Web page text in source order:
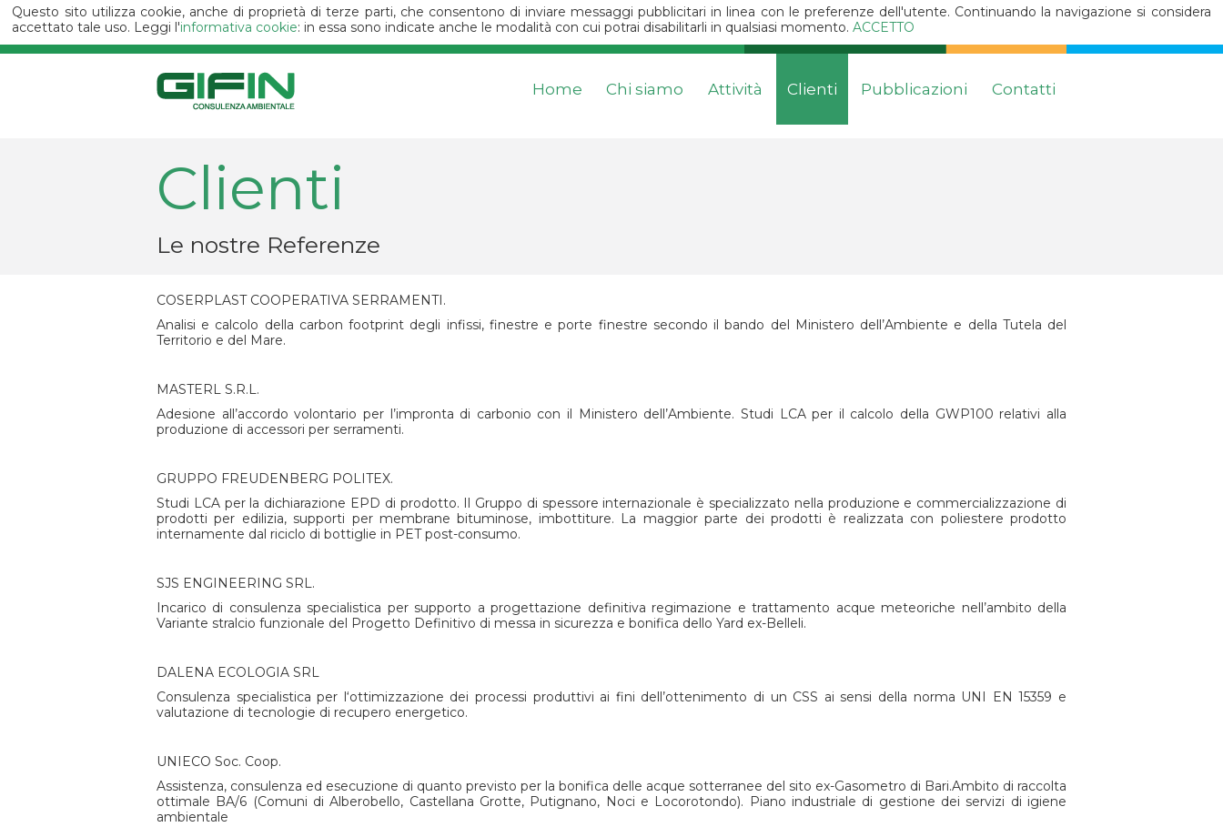
Questo sito utilizza cookie, anche di proprietà di terze parti, che consentono di inviare messaggi pubblicitari in linea con le preferenze dell'utente. Continuando la navigazione si considera
accettato tale uso. Leggi l'informativa cookie: in essa sono indicate anche le modalità con cui potrai disabilitarli in qualsiasi momento.ACCETTO
Home Chi siamo Attività Clienti Pubblicazioni Contatti
Clienti
Le nostre Referenze
COSERPLAST COOPERATIVA SERRAMENTI.
Analisi e calcolo della carbon footprint degli infissi, finestre e porte finestre secondo il bando del Ministero dell’Ambiente e della Tutela del
Territorio e del Mare.
MASTERL S.R.L.
Adesione all’accordo volontario per l’impronta di carbonio con il Ministero dell’Ambiente. Studi LCA per il calcolo della GWP100 relativi alla
produzione di accessori per serramenti.
GRUPPO FREUDENBERG POLITEX.
Studi LCA per la dichiarazione EPD di prodotto. Il Gruppo di spessore internazionale è specializzato nella produzione e commercializzazione di
prodotti per edilizia, supporti per membrane bituminose, imbottiture. La maggior parte dei prodotti è realizzata con poliestere prodotto
internamente dal riciclo di bottiglie in PET post-consumo.
SJS ENGINEERING SRL.
Incarico di consulenza specialistica per supporto a progettazione definitiva regimazione e trattamento acque meteoriche nell’ambito della
Variante stralcio funzionale del Progetto Definitivo di messa in sicurezza e bonifica dello Yard ex-Belleli.
DALENA ECOLOGIA SRL
Consulenza specialistica per l‘ottimizzazione dei processi produttivi ai fini dell’ottenimento di un CSS ai sensi della norma UNI EN 15359 e
valutazione di tecnologie di recupero energetico.
UNIECO Soc. Coop.
Assistenza, consulenza ed esecuzione di quanto previsto per la bonifica delle acque sotterranee del sito ex-Gasometro di Bari.Ambito di raccolta
ottimale BA/6 (Comuni di Alberobello, Castellana Grotte, Putignano, Noci e Locorotondo). Piano industriale di gestione dei servizi di igiene
ambientale